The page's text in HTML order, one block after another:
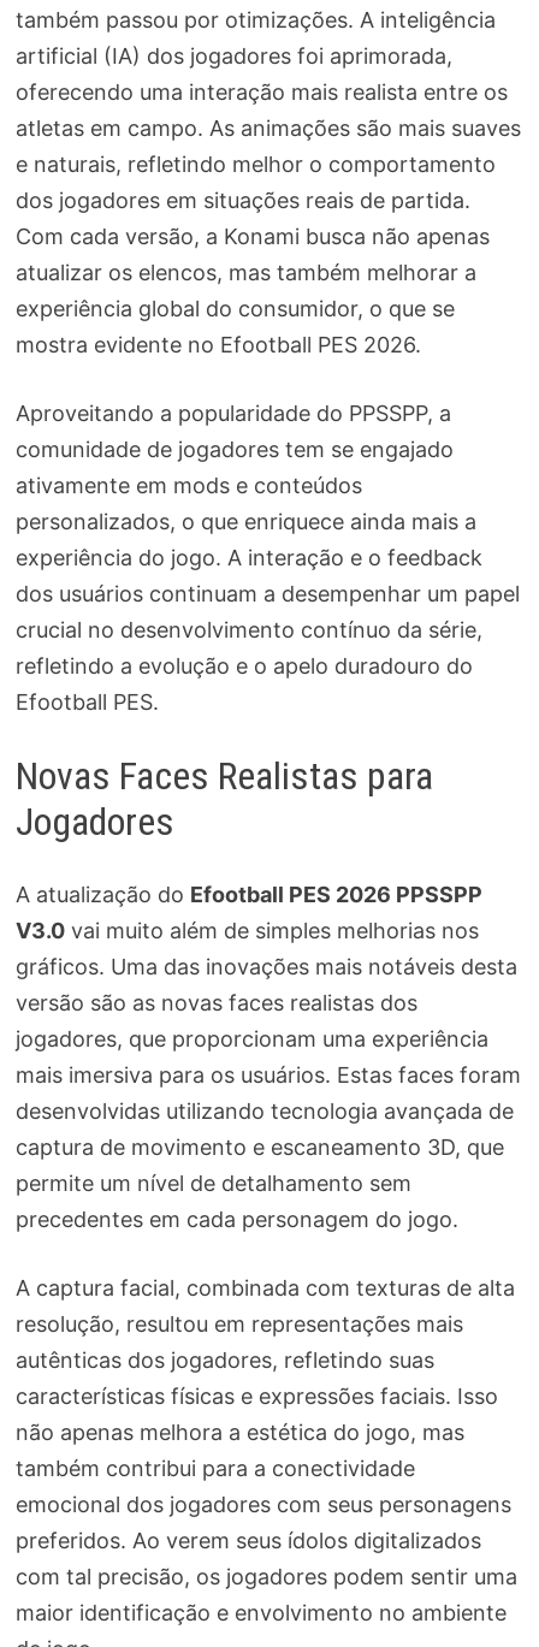
também passou por otimizações. A inteligência
artificial (IA) dos jogadores foi aprimorada,
oferecendo uma interação mais realista entre os
atletas em campo. As animações são mais suaves
e naturais, refletindo melhor o comportamento
dos jogadores em situações reais de partida.
Com cada versão, a Konami busca não apenas
atualizar os elencos, mas também melhorar a
experiência global do consumidor, o que se
mostra evidente no Efootball PES 2026.
Aproveitando a popularidade do PPSSPP, a
comunidade de jogadores tem se engajado
ativamente em mods e conteúdos
personalizados, o que enriquece ainda mais a
experiência do jogo. A interação e o feedback
dos usuários continuam a desempenhar um papel
crucial no desenvolvimento contínuo da série,
refletindo a evolução e o apelo duradouro do
Efootball PES.
Novas Faces Realistas para
Jogadores
A atualização do Efootball PES 2026 PPSSPP
V3.0vai muito além de simples melhorias nos
gráficos. Uma das inovações mais notáveis desta
versão são as novas faces realistas dos
jogadores, que proporcionam uma experiência
mais imersiva para os usuários. Estas faces foram
desenvolvidas utilizando tecnologia avançada de
captura de movimento e escaneamento 3D, que
permite um nível de detalhamento sem
precedentes em cada personagem do jogo.
A captura facial, combinada com texturas de alta
resolução, resultou em representações mais
autênticas dos jogadores, refletindo suas
características físicas e expressões faciais. Isso
não apenas melhora a estética do jogo, mas
também contribui para a conectividade
emocional dos jogadores com seus personagens
preferidos. Ao verem seus ídolos digitalizados
com tal precisão, os jogadores podem sentir uma
maior identificação e envolvimento no ambiente